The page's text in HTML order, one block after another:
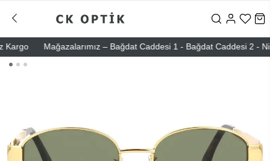
Mağazalarımız – Bağdat Caddesi 1 - Bağdat Caddesi 2 -